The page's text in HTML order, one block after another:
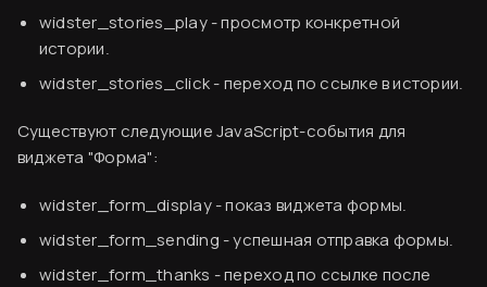
widster_stories_play- просмотр конкретной
истории.
widster_stories_click- переход по ссылке в истории.
Существуют следующие JavaScript-события для
виджета "Форма":
widster_form_display- показ виджета формы.
widster_form_sending - успешная отправка формы.
widster_form_thanks - переход по ссылке после